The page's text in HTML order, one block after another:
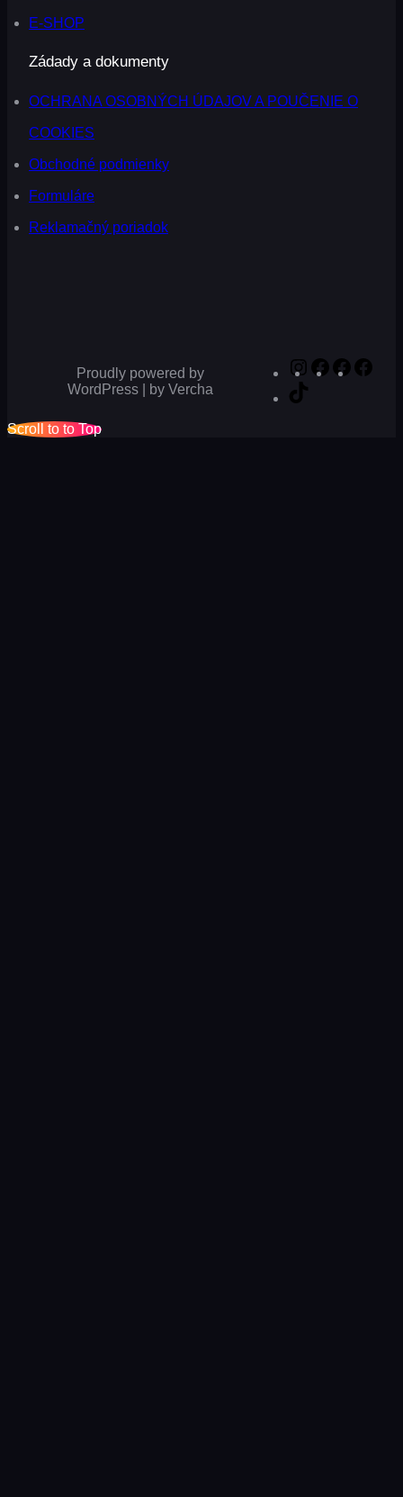
E-SHOP
Zádady a dokumenty
OCHRANA OSOBNÝCH ÚDAJOV A POUČENIE O
COOKIES
Obchodné podmienky
Formuláre
Reklamačný poriadok
Proudly powered by
WordPress | by Vercha
Instagram
Facebook
Scroll to to Top